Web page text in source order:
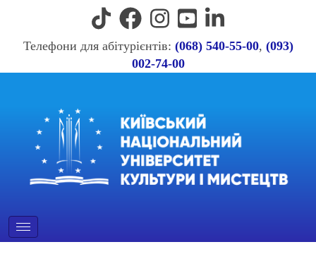
Телефони для абітурієнтів: (068) 540-55-00, (093)
002-74-00